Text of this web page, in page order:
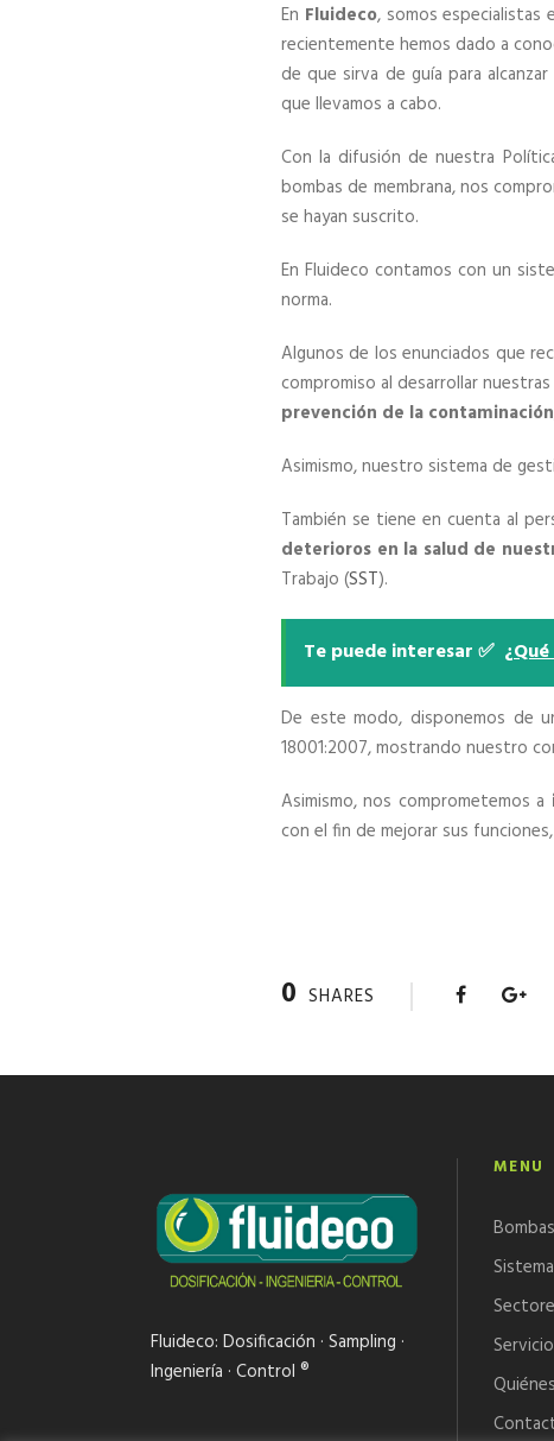
En Fluideco, somos especialistas
recientemente hemos dado a
de que sirva de guía para
que llevamos a cabo.
Con la difusión de nuestra
bombas de membrana, nos
se hayan suscrito.
En Fluideco contamos con un
norma.
Algunos de los enunciados que
compromiso al desarrollar
prevención de la
Asimismo, nuestro sistema de
También se tiene en cuenta al
deterioros en la salud de
Trabajo (SST).
Te puede interesar ✅
De este modo, disponemos de
18001:2007, mostrando nuestro
Asimismo, nos comprometemos a
con el fin de mejorar sus
0 SHARES
Fluideco: Dosificación · Sampling ·
Ingeniería · Control ®
MENU
Bombas